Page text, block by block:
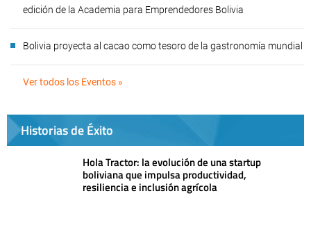
edición de la Academia para Emprendedores Bolivia
Bolivia proyecta al cacao como tesoro de la gastronomía mundial
Ver todos los Eventos »
Historias de Éxito
Hola Tractor: la evolución de una startup
boliviana que impulsa productividad,
resiliencia e inclusión agrícola